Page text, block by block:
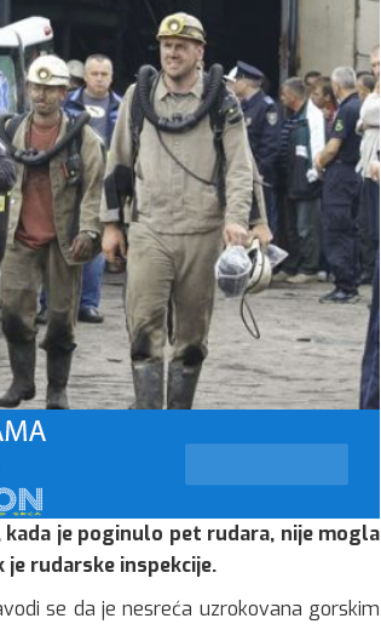
kada je poginulo pet rudara, nije mogla
rudarske inspekcije.
se da je nesreća uzrokovana gorskim